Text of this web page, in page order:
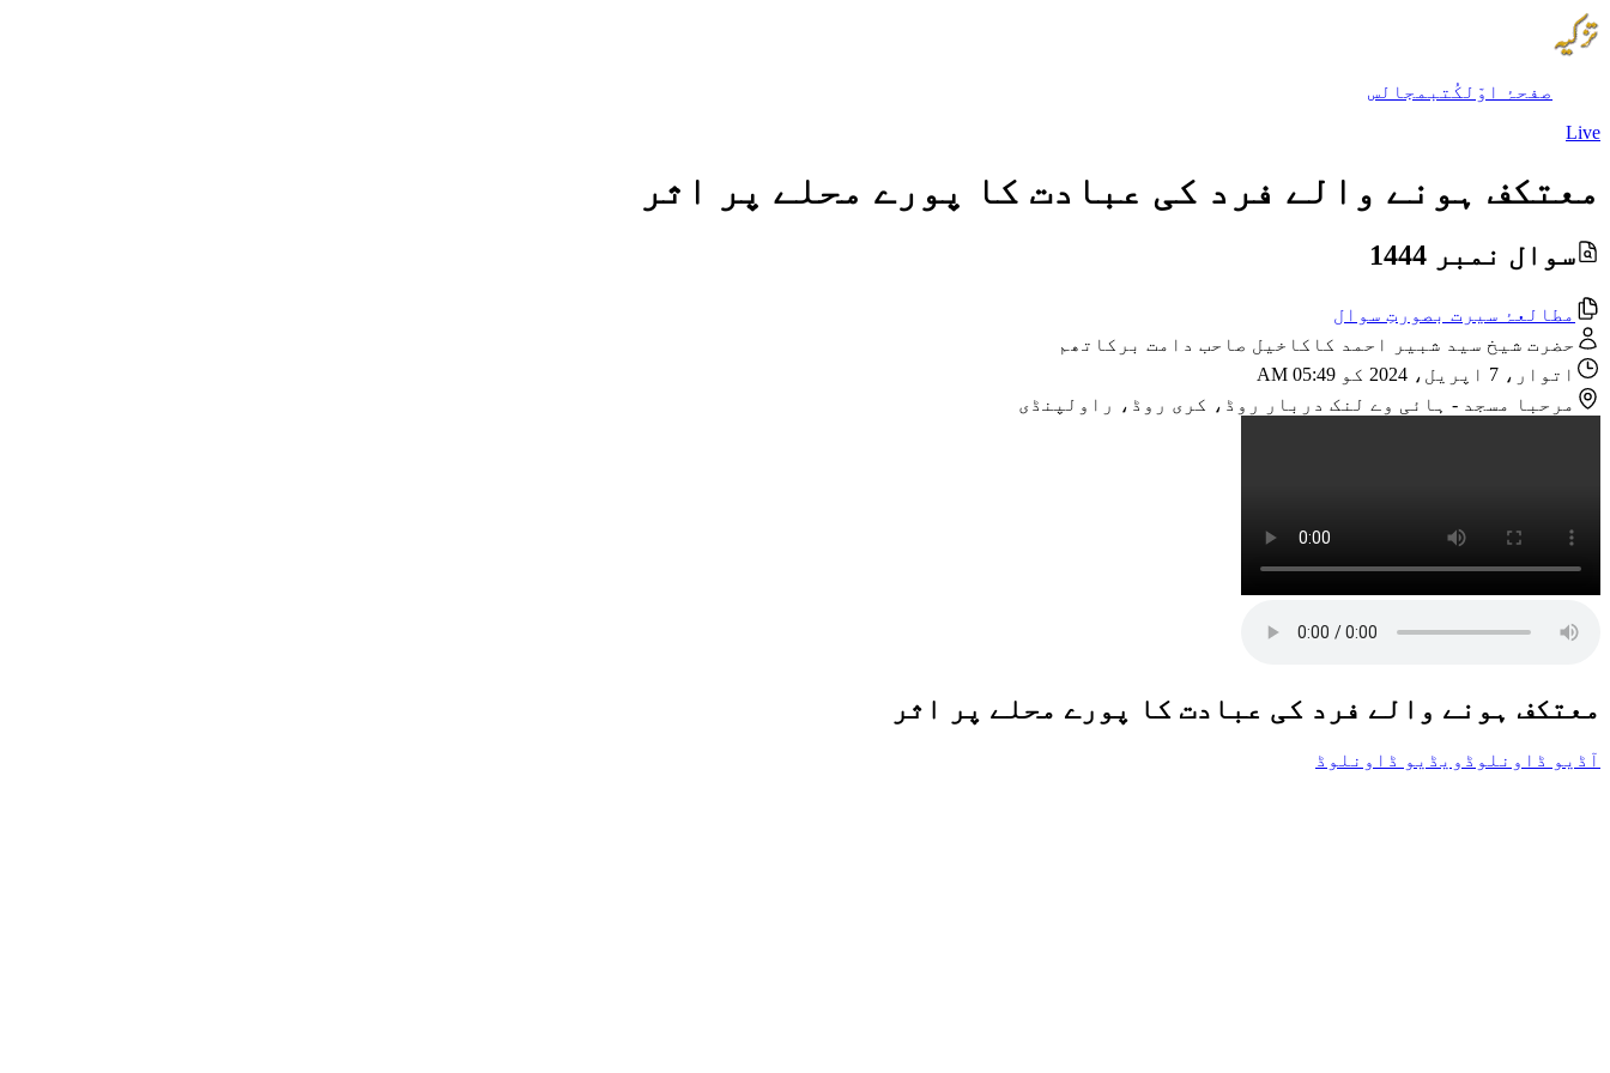
صفحۂ اوّل کُتب مجالس
Live
معتکف ہونے والے فرد کی عبادت کا پورے محلے پر اثر
سوال نمبر 1444
مطالعۂ سیرت بصورتِ سوال
حضرت شیخ سید شبیر احمد کاکاخیل صاحب دامت برکاتھم
اتوار، 7 اپریل، 2024 کو 05:49 AM
مرحبا مسجد - ہائی وے لنک دربار روڈ، کری روڈ، راولپنڈی
معتکف ہونے والے فرد کی عبادت کا پورے محلے پر اثر
آڈیو ڈاونلوڈ ویڈیو ڈاونلوڈ